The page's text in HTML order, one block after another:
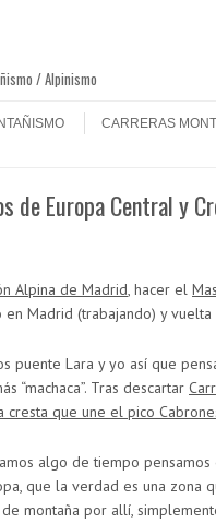
/ Alpinismo
CARRERAS
de Europa Central y
Alpina de Madrid, hacer el
en Madrid (trabajando) y
puente Lara y yo así que
“machaca”. Tras descartar
cresta que une el pico
algo de tiempo pensamos
que la verdad es una zona
montaña por allí,